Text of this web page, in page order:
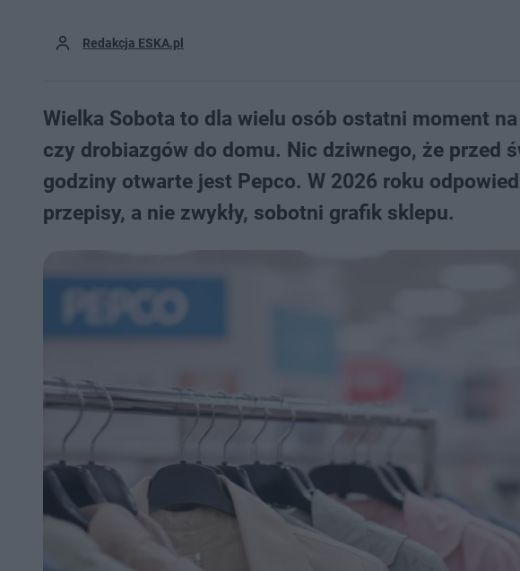
Redakcja ESKA.pl
Wielka Sobota to dla wielu osób ostatni moment
czy drobiazgów do domu. Nic dziwnego, że przed
godziny otwarte jest Pepco. W 2026 roku
przepisy, a nie zwykły, sobotni grafik sklepu.